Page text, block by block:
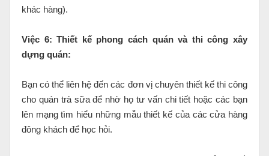
khác hàng).
Việc 6: Thiết kế phong cách quán và thi công xây
dựng quán:
Bạn có thể liên hệ đến các đơn vị chuyên thiết kế thi công
cho quán trà sữa để nhờ họ tư vấn chi tiết hoặc các bạn
lên mạng tìm hiểu những mẫu thiết kế của các cửa hàng
đông khách để học hỏi.